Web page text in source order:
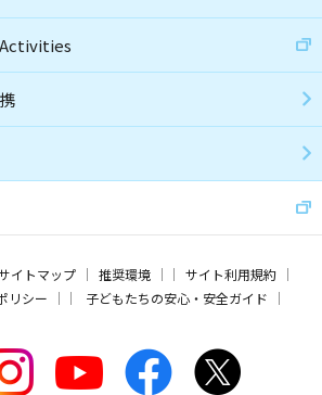
イトマップ 推奨環境
サイト利用規約
リシー
子どもたちの安心・安全ガイド